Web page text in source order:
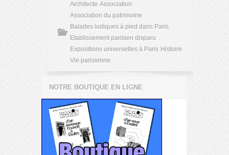
Architecte Association
Association du patrimoine
Balades ludiques à pied dans Paris
Etablissement parisien disparu
Expositions universelles à Paris Histoire
Vie parisienne
NOTRE BOUTIQUE EN LIGNE